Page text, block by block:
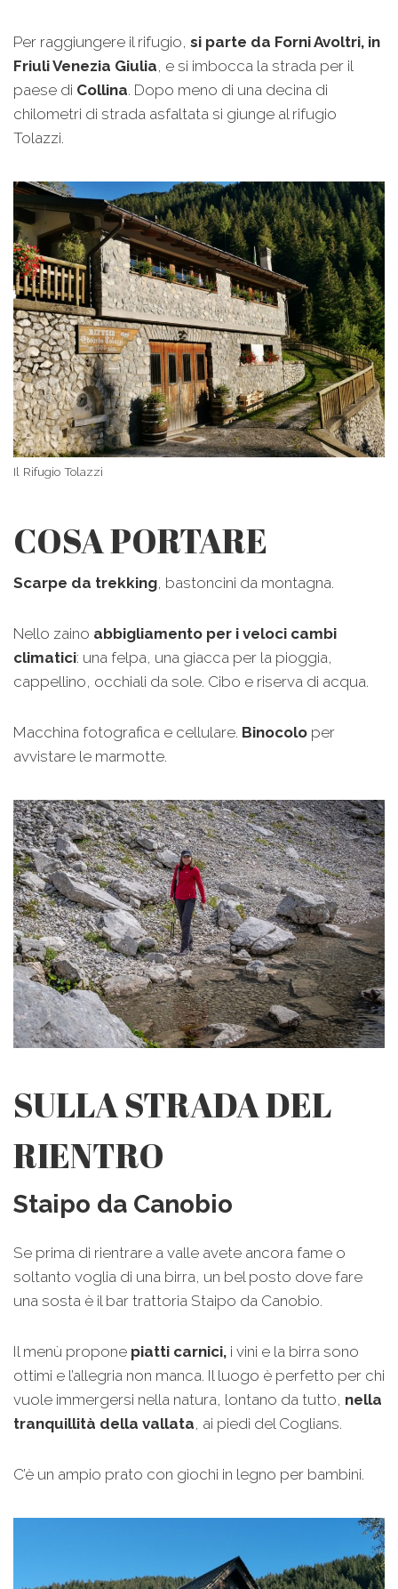
Per raggiungere il rifugio, si parte da Forni Avoltri, in
Friuli Venezia Giulia, e si imbocca la strada per il
paese di Collina. Dopo meno di una decina di
chilometri di strada asfaltata si giunge al rifugio
Tolazzi.
Il Rifugio Tolazzi
COSA PORTARE
Scarpe da trekking, bastoncini da montagna.
Nello zaino abbigliamento per i veloci cambi
climatici: una felpa, una giacca per la pioggia,
cappellino, occhiali da sole. Cibo e riserva di acqua.
Macchina fotografica e cellulare. Binocolo per
avvistare le marmotte.
SULLA STRADA DEL
RIENTRO
Staipo da Canobio
Se prima di rientrare a valle avete ancora fame o
soltanto voglia di una birra, un bel posto dove fare
una sosta è il bar trattoria Staipo da Canobio.
Il menù propone piatti carnici, i vini e la birra sono
ottimi e l’allegria non manca. Il luogo è perfetto per chi
vuole immergersi nella natura, lontano da tutto, nella
tranquillità della vallata, ai piedi del Coglians.
C’è un ampio prato con giochi in legno per bambini.